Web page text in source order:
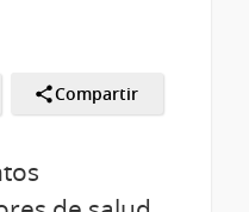
Compartir